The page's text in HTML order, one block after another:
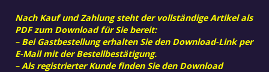
Nach Kauf und Zahlung steht der vollständige Artikel als
PDF zum Download für Sie bereit:
– Bei Gastbestellung erhalten Sie den Download-Link per
E-Mail mit der Bestellbestätigung.
– Als registrierter Kunde finden Sie den Download